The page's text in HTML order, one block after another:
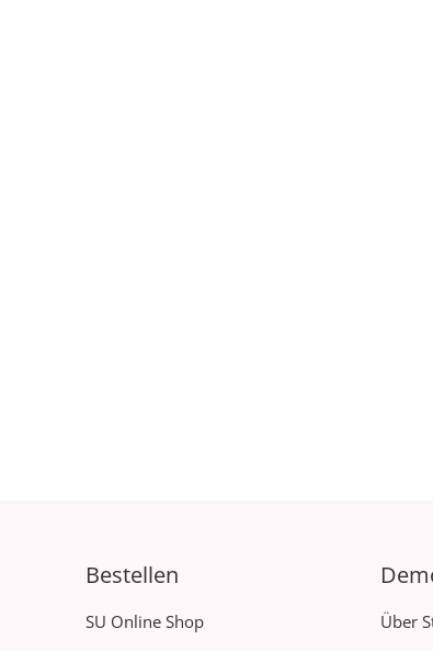
Bestellen
SU Online Shop
Über